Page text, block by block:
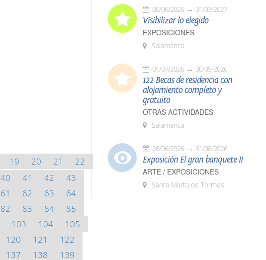
19 20 21
22
40 41 42
43
61 62 63
64
82 83 84
85
103 104
105
120 121
122
137 138
139
05/06/2026 31/03/2027
Visibilizar lo elegido
EXPOSICIONES
Salamanca
01/07/2026 30/09/2026
122 Becas de residencia con
alojamiento completo y
gratuito
OTRAS ACTIVIDADES
Salamanca
26/06/2026 31/08/2026
Exposición El gran banquete II
ARTE / EXPOSICIONES
Santa Marta de Tormes